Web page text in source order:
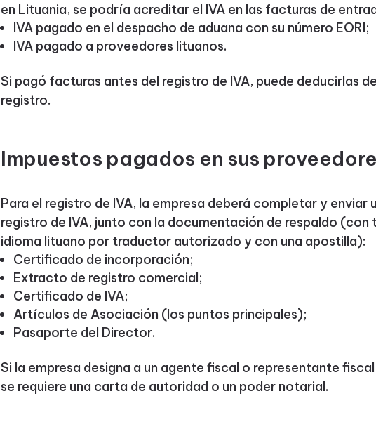
en Lituania, se podría acreditar el IVA en las facturas de
IVA pagado en el despacho de aduana con su número EORI;
IVA pagado a proveedores lituanos.
Si pagó facturas antes del registro de IVA, puede deducirlas
registro.
Impuestos pagados en sus
Para el registro de IVA, la empresa deberá completar y enviar
registro de IVA, junto con la documentación de respaldo (con
idioma lituano por traductor autorizado y con una apostilla):
Certificado de incorporación;
Extracto de registro comercial;
Certificado de IVA;
Artículos de Asociación (los puntos principales);
Pasaporte del Director.
Si la empresa designa a un agente fiscal o representante
se requiere una carta de autoridad o un poder notarial.